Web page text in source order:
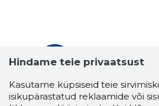
Chrome
Storybooki laiendus ütleb
Hindame teie privaatsust
Kasutame küpsiseid teie
isikupärastatud reklaamide või